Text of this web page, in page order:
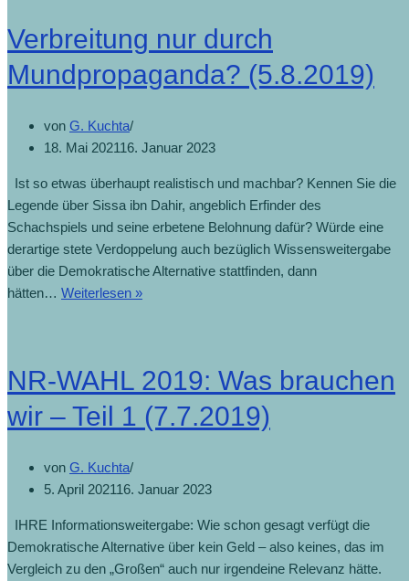
Verbreitung nur durch
Mundpropaganda? (5.8.2019)
von G. Kuchta
18. Mai 202116. Januar 2023
Ist so etwas überhaupt realistisch und machbar? Kennen Sie die
Legende über Sissa ibn Dahir, angeblich Erfinder des
Schachspiels und seine erbetene Belohnung dafür? Würde eine
derartige stete Verdoppelung auch bezüglich Wissensweitergabe
über die Demokratische Alternative stattfinden, dann
hätten… Weiterlesen »
NR-WAHL 2019: Was brauchen
wir – Teil 1 (7.7.2019)
von G. Kuchta
5. April 202116. Januar 2023
IHRE Informationsweitergabe: Wie schon gesagt verfügt die
Demokratische Alternative über kein Geld – also keines, das im
Vergleich zu den „Großen“ auch nur irgendeine Relevanz hätte.